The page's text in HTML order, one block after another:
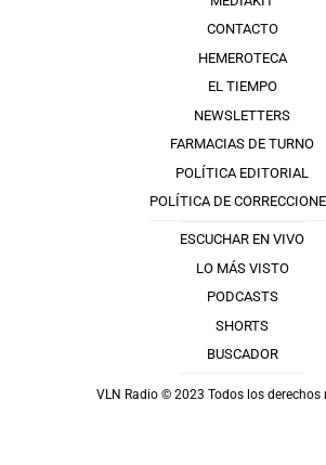
CONTACTO
HEMEROTECA
EL TIEMPO
NEWSLETTERS
FARMACIAS DE TURNO
POLÍTICA EDITORIAL
POLÍTICA DE
ESCUCHAR EN VIVO
LO MÁS VISTO
PODCASTS
SHORTS
BUSCADOR
VLN Radio © 2023 Todos los derechos